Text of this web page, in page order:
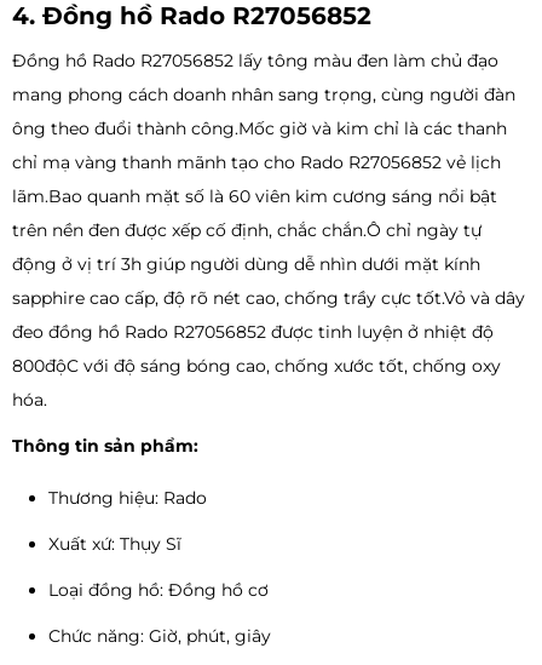
4. Đồng hồ Rado R27056852
Đồng hồ Rado R27056852 lấy tông màu đen làm chủ đạo
mang phong cách doanh nhân sang trọng, cùng người đàn
ông theo đuổi thành công.Mốc giờ và kim chỉ là các thanh
chỉ mạ vàng thanh mãnh tạo cho Rado R27056852 vẻ lịch
lãm.Bao quanh mặt số là 60 viên kim cương sáng nổi bật
trên nền đen được xếp cố định, chắc chắn.Ô chỉ ngày tự
động ở vị trí 3h giúp người dùng dễ nhìn dưới mặt kính
sapphire cao cấp, độ rõ nét cao, chống trầy cực tốt.Vỏ và dây
đeo đồng hồ Rado R27056852 được tinh luyện ở nhiệt độ
800độC với độ sáng bóng cao, chống xước tốt, chống oxy
hóa.
Thông tin sản phẩm:
Thương hiệu: Rado
Xuất xứ: Thụy Sĩ
Loại đồng hồ: Đồng hồ cơ
Chức năng: Giờ, phút, giây